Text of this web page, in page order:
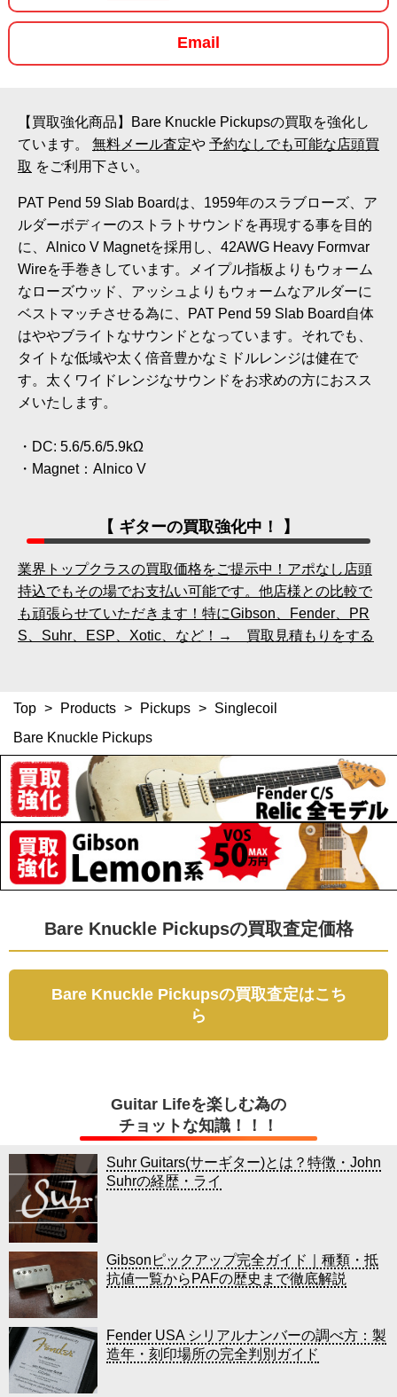
Email
【買取強化商品】Bare Knuckle Pickupsの買取を強化し
ています。 無料メール査定や 予約なしでも可能な店頭買
取 をご利用下さい。
PAT Pend 59 Slab Boardは、1959年のスラブローズ、ア
ルダーボディーのストラトサウンドを再現する事を目的
に、Alnico V Magnetを採用し、42AWG Heavy Formvar
Wireを手巻きしています。メイプル指板よりもウォーム
なローズウッド、アッシュよりもウォームなアルダーに
ベストマッチさせる為に、PAT Pend 59 Slab Board自体
はややブライトなサウンドとなっています。それでも、
タイトな低域や太く倍音豊かなミドルレンジは健在で
す。太くワイドレンジなサウンドをお求めの方におスス
メいたします。
・DC: 5.6/5.6/5.9kΩ
・Magnet：Alnico V
【 ギターの買取強化中！ 】
業界トップクラスの買取価格をご提示中！アポなし店頭
持込でもその場でお支払い可能です。他店様との比較で
も頑張らせていただきます！特にGibson、Fender、PR
S、Suhr、ESP、Xotic、など！→ 買取見積もりをする
Top > Products > Pickups > Singlecoil
Bare Knuckle Pickups
Bare Knuckle Pickupsの買取査定価格
Bare Knuckle Pickupsの買取査定はこち
ら
Guitar Lifeを楽しむ為の
チョットな知識！！！
Suhr Guitars(サーギター)とは？特徴・John
Suhrの経歴・ライ
Gibsonピックアップ完全ガイド｜種類・抵
抗値一覧からPAFの歴史まで徹底解説
Fender USA シリアルナンバーの調べ方：製
造年・刻印場所の完全判別ガイド